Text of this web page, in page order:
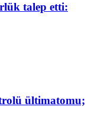
talep etti:
ültimatomu;